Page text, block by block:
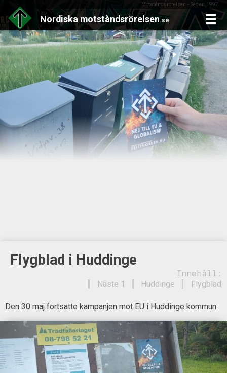
Motståndsrörelsen - Sedan 1997
Nordiska motståndsrörelsen.se
Skip
to
content
Flygblad i Huddinge
Innehåll:
Flygblad
Huddinge
Näste 1
Den 30 maj fortsatte kampanjen mot EU i Huddinge kommun.